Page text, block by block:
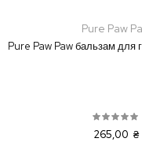
Pure Paw
Pure Paw Paw бальзам для
265,00 ₴